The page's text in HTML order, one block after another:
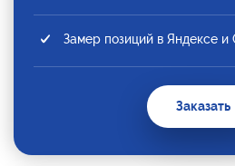
Замер позиций в Яндексе и
Заказать